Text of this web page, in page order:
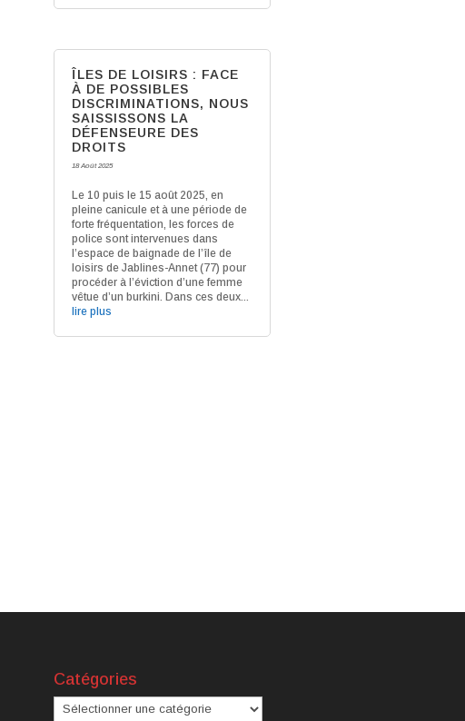
ÎLES DE LOISIRS : FACE
À DE POSSIBLES
DISCRIMINATIONS, NOUS
SAISSISSONS LA
DÉFENSEURE DES
DROITS
18 Août 2025
Le 10 puis le 15 août 2025, en
pleine canicule et à une période de
forte fréquentation, les forces de
police sont intervenues dans
l’espace de baignade de l’île de
loisirs de Jablines-Annet (77) pour
procéder à l’éviction d’une femme
vêtue d’un burkini. Dans ces deux...
lire plus
Catégories
Catégories